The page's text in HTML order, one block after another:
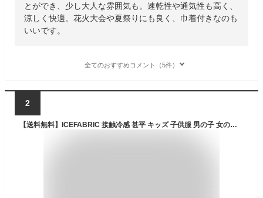
とができ、少し大人な雰囲気も。速乾性や通気性も高く、
涼しく快適。花火大会や夏祭りにも良く、巾着付きなのも
いいです。
全てのおすすめコメント（5件）
2
【送料無料】ICEFABRIC 接触冷感 甚平 キッズ 子供服 男の子 女の子 綿タッチ おしゃれ お祭り 浴衣 和服 和装 無地 花柄 ジンベイ こども 子供用 子ども セットアップ 上下セット 部屋着 ジュニア 夏物 夏服 110cm 120cm 130cm 140cm 150cm 160cm「934-30.935-00.935-01」